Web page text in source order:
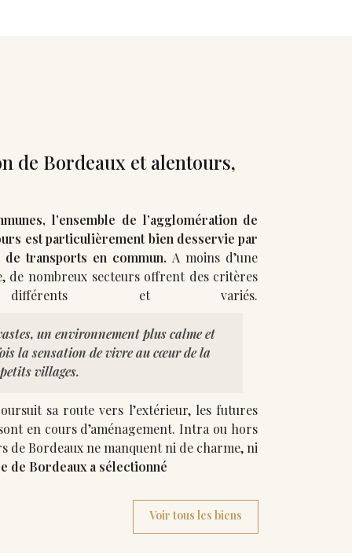
de Bordeaux et alentours,
l’ensemble de l’agglomération de
est particulièrement bien desservie par
transports en commun. A moins d’une
de nombreux secteurs offrent des critères
un environnement plus calme et
la sensation de vivre au cœur de la
villages.
sa route vers l’extérieur, les futures
cours d’aménagement. Intra ou hors
de Bordeaux ne manquent ni de charme, ni
de Bordeaux a sélectionné
Voir tous les biens